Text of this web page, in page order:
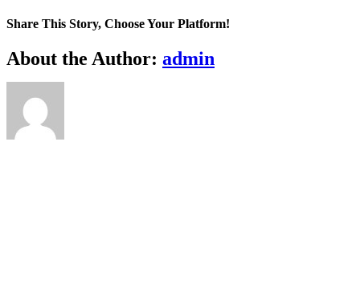
Sheikh
Share This Story, Choose Your Platform!
Facebook
X
Reddit
LinkedIn
WhatsApp
Telegram
Tumblr
Pinterest
Vk
Xing
Email
About the Author: admin